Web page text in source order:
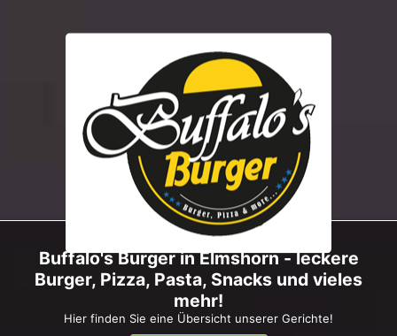
Buffalo's Burger in Elmshorn - leckere
Burger, Pizza, Pasta, Snacks und vieles
mehr!
Hier finden Sie eine Übersicht unserer Gerichte!